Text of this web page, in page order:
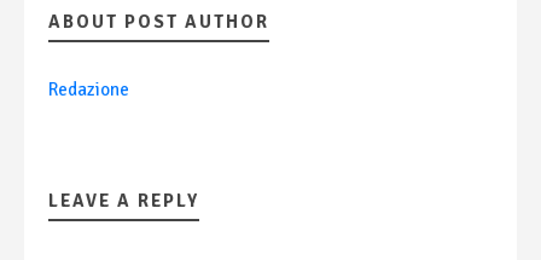
ABOUT POST AUTHOR
Redazione
LEAVE A REPLY